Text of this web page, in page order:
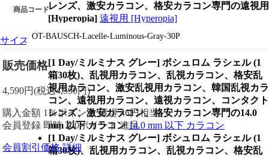
レンズ、激安カラコン、格安カラコン専門の遠視用
[Hyperopia] 遠視用 [Hyperopia]
サイズ別【着色直径】
[1 Day/ミルミナス グレー] ボシュロム ラシェル (1
箱30枚)、乱視用カラコン、乱視カラコン、格安乱
視用カラコン、激安乱視用カラコン、韓国乱視カラ
コン、遠視用カラコン、遠視カラコン、コンタクト
レンズ、激安カラコン、格安カラコン専門の14.0
mm 以下 カラコン 14.0 mm 以下 カラコン
[1 Day/ミルミナス グレー] ボシュロム ラシェル (1
箱30枚)、乱視用カラコン、乱視カラコン、格安乱
商品コード
OT-BAUSCH-Lacelle-Luminous-Gray-30P
販売価格
4,590円(税込4,590円)
購入金額 1％ポイント 獲得46円相当
会員登録 即時200ポイント進呈
会員割引価格詳細